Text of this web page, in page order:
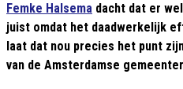
Femke Halsema dacht dat er
juist omdat het daadwerkelijk
laat dat nou precies het punt
van de Amsterdamse